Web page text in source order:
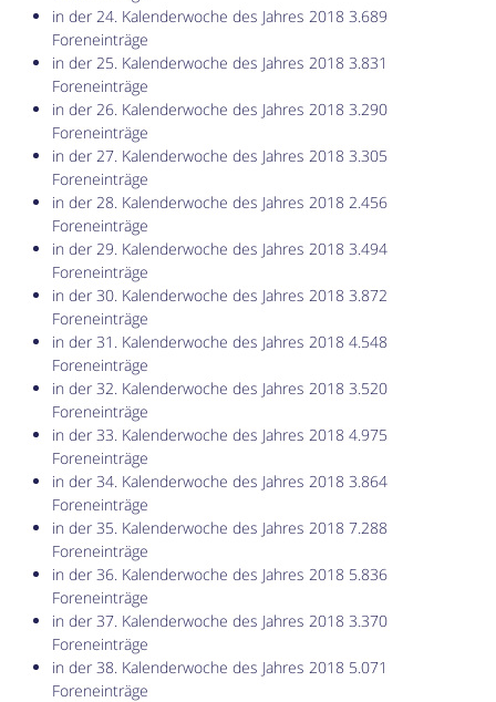
in der 24. Kalenderwoche des Jahres 2018 3.689
Foreneinträge
in der 25. Kalenderwoche des Jahres 2018 3.831
Foreneinträge
in der 26. Kalenderwoche des Jahres 2018 3.290
Foreneinträge
in der 27. Kalenderwoche des Jahres 2018 3.305
Foreneinträge
in der 28. Kalenderwoche des Jahres 2018 2.456
Foreneinträge
in der 29. Kalenderwoche des Jahres 2018 3.494
Foreneinträge
in der 30. Kalenderwoche des Jahres 2018 3.872
Foreneinträge
in der 31. Kalenderwoche des Jahres 2018 4.548
Foreneinträge
in der 32. Kalenderwoche des Jahres 2018 3.520
Foreneinträge
in der 33. Kalenderwoche des Jahres 2018 4.975
Foreneinträge
in der 34. Kalenderwoche des Jahres 2018 3.864
Foreneinträge
in der 35. Kalenderwoche des Jahres 2018 7.288
Foreneinträge
in der 36. Kalenderwoche des Jahres 2018 5.836
Foreneinträge
in der 37. Kalenderwoche des Jahres 2018 3.370
Foreneinträge
in der 38. Kalenderwoche des Jahres 2018 5.071
Foreneinträge